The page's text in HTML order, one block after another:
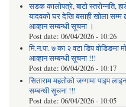
सडक कालोपत्रे, बाटो स्तरोन्नति,
यादवको घर देखि बसाही खोला सम्म
आव्हान सम्बन्धी सूचना ।
Post date: 06/04/2026 - 10:26
मि.न.पा. ७ का २ वटा डिप वोडिङमा
आव्हान सम्बन्धी सूचना !!!
Post date: 06/04/2026 - 10:17
सिताराम महतोको जग्गामा पाइप
सम्बन्धी सूचना !!!
Post date: 06/04/2026 - 10:05